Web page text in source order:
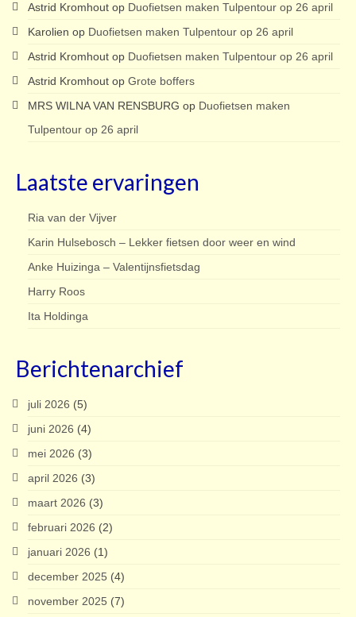
Astrid Kromhout op Duofietsen maken Tulpentour op 26 april
Karolien op Duofietsen maken Tulpentour op 26 april
Astrid Kromhout op Duofietsen maken Tulpentour op 26 april
Astrid Kromhout op Grote boffers
MRS WILNA VAN RENSBURG op Duofietsen maken
Tulpentour op 26 april
Laatste ervaringen
Ria van der Vijver
Karin Hulsebosch – Lekker fietsen door weer en wind
Anke Huizinga – Valentijnsfietsdag
Harry Roos
Ita Holdinga
Berichtenarchief
juli 2026 (5)
juni 2026 (4)
mei 2026 (3)
april 2026 (3)
maart 2026 (3)
februari 2026 (2)
januari 2026 (1)
december 2025 (4)
november 2025 (7)